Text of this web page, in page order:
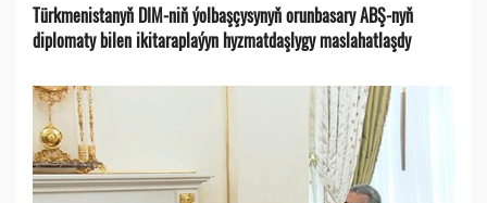
Türkmenistanyň DIM-niň ýolbaşçysynyň orunbasary ABŞ-nyň
diplomaty bilen ikitaraplaýyn hyzmatdaşlygy maslahatlaşdy